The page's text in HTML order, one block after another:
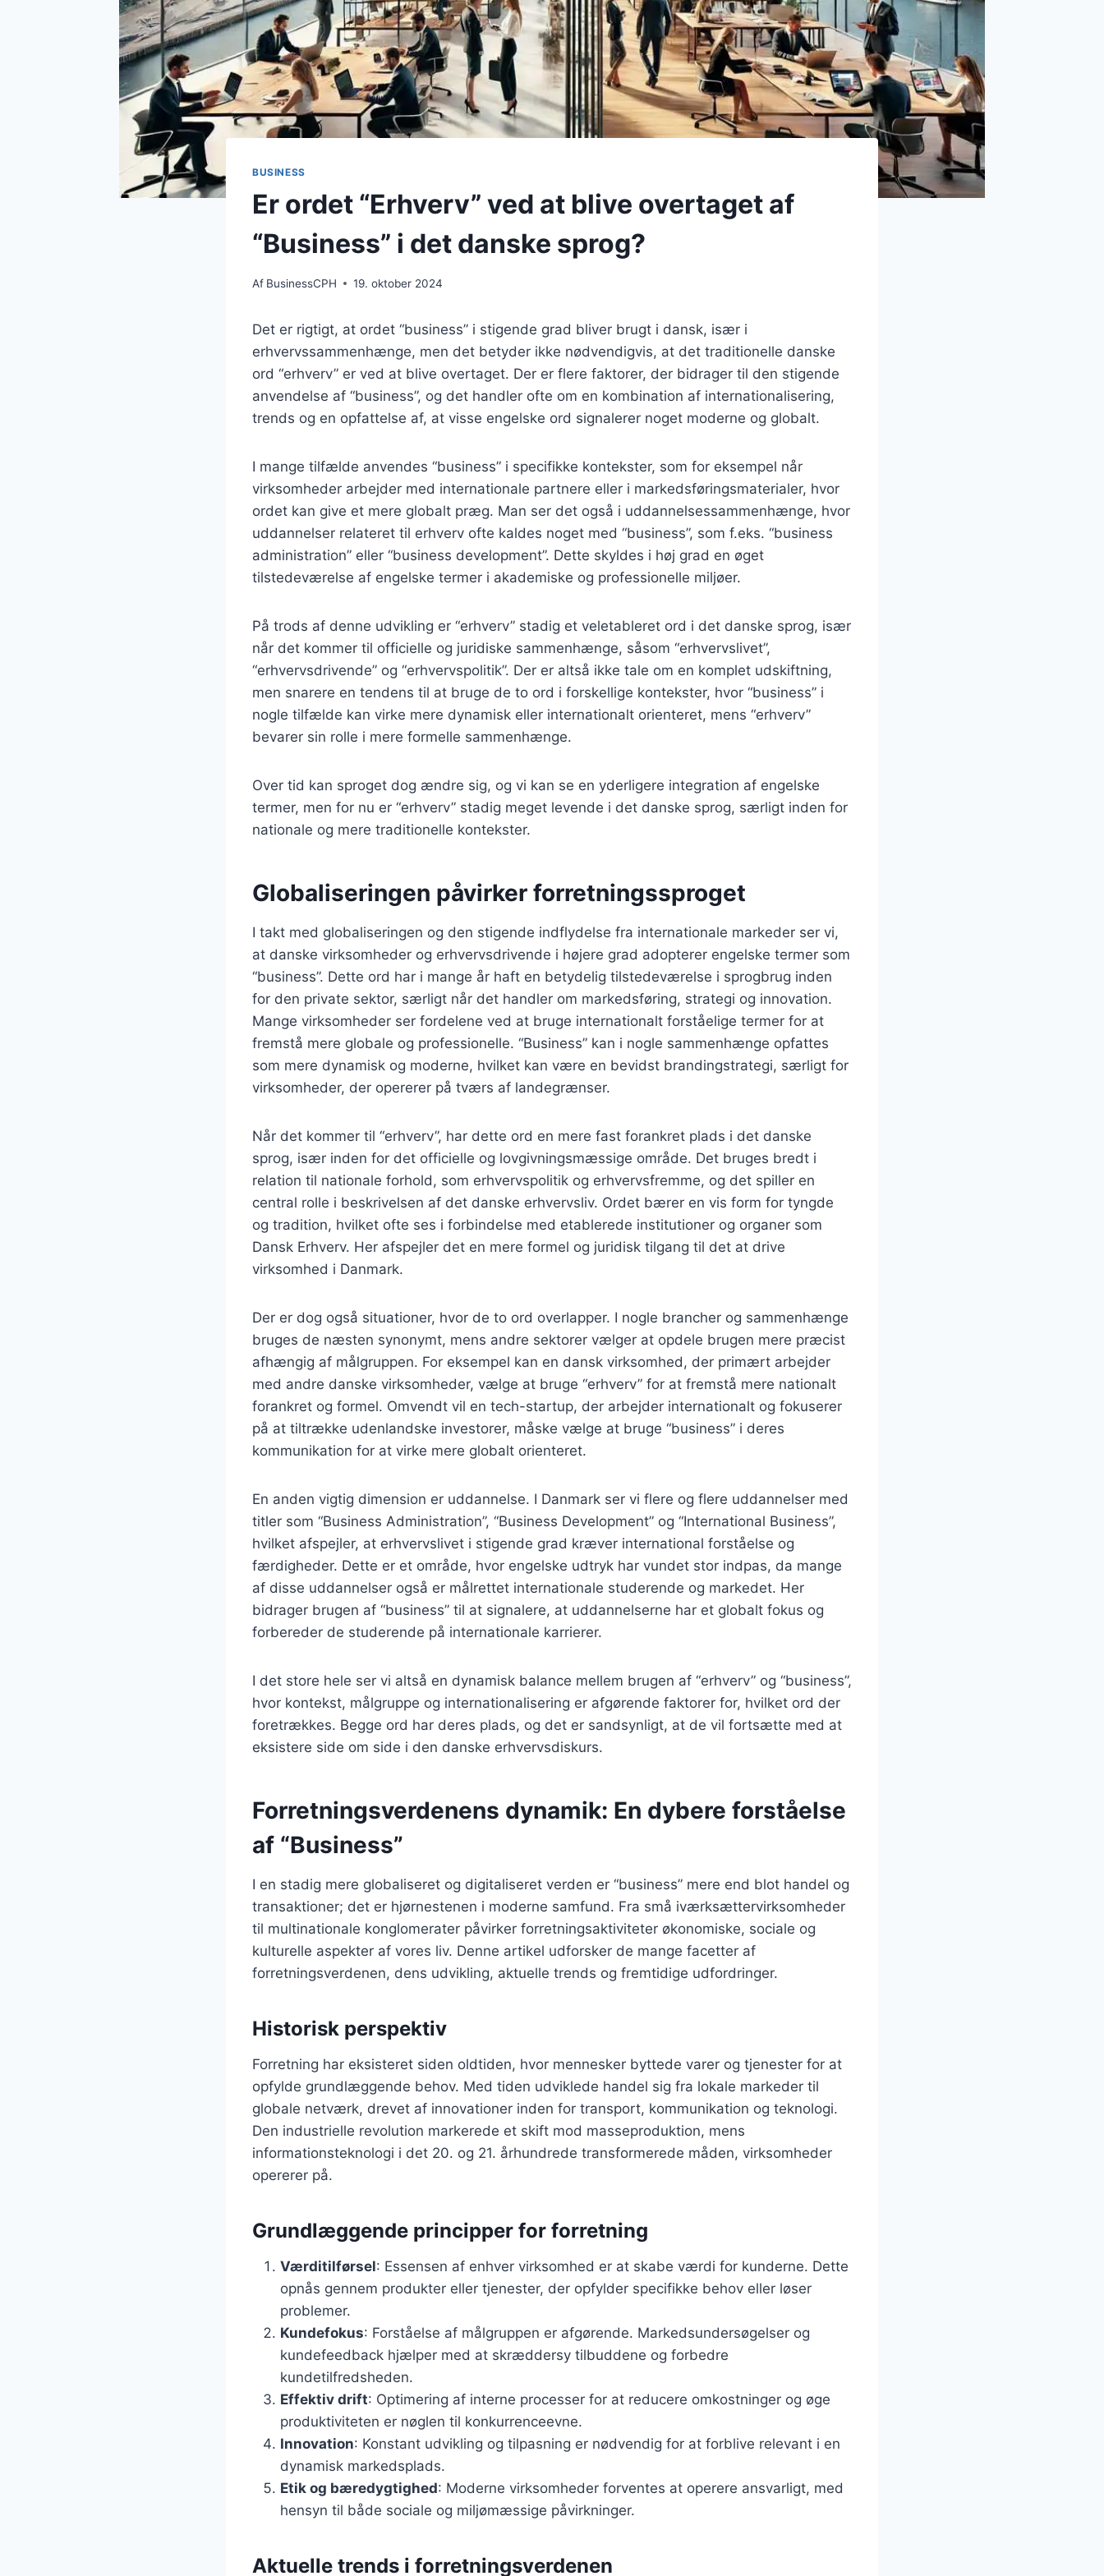
BUSINESS
Er ordet “Erhverv” ved at blive overtaget af
“Business” i det danske sprog?
Af BusinessCPH 19. oktober 2024
Det er rigtigt, at ordet “business” i stigende grad bliver brugt i dansk, især i
erhvervssammenhænge, men det betyder ikke nødvendigvis, at det traditionelle danske
ord “erhverv” er ved at blive overtaget. Der er flere faktorer, der bidrager til den stigende
anvendelse af “business”, og det handler ofte om en kombination af internationalisering,
trends og en opfattelse af, at visse engelske ord signalerer noget moderne og globalt.
I mange tilfælde anvendes “business” i specifikke kontekster, som for eksempel når
virksomheder arbejder med internationale partnere eller i markedsføringsmaterialer, hvor
ordet kan give et mere globalt præg. Man ser det også i uddannelsessammenhænge, hvor
uddannelser relateret til erhverv ofte kaldes noget med “business”, som f.eks. “business
administration” eller “business development”. Dette skyldes i høj grad en øget
tilstedeværelse af engelske termer i akademiske og professionelle miljøer.
På trods af denne udvikling er “erhverv” stadig et veletableret ord i det danske sprog, især
når det kommer til officielle og juridiske sammenhænge, såsom “erhvervslivet”,
“erhvervsdrivende” og “erhvervspolitik”. Der er altså ikke tale om en komplet udskiftning,
men snarere en tendens til at bruge de to ord i forskellige kontekster, hvor “business” i
nogle tilfælde kan virke mere dynamisk eller internationalt orienteret, mens “erhverv”
bevarer sin rolle i mere formelle sammenhænge.
Over tid kan sproget dog ændre sig, og vi kan se en yderligere integration af engelske
termer, men for nu er “erhverv” stadig meget levende i det danske sprog, særligt inden for
nationale og mere traditionelle kontekster.
Globaliseringen påvirker forretningssproget
I takt med globaliseringen og den stigende indflydelse fra internationale markeder ser vi,
at danske virksomheder og erhvervsdrivende i højere grad adopterer engelske termer som
“business”. Dette ord har i mange år haft en betydelig tilstedeværelse i sprogbrug inden
for den private sektor, særligt når det handler om markedsføring, strategi og innovation.
Mange virksomheder ser fordelene ved at bruge internationalt forståelige termer for at
fremstå mere globale og professionelle. “Business” kan i nogle sammenhænge opfattes
som mere dynamisk og moderne, hvilket kan være en bevidst brandingstrategi, særligt for
virksomheder, der opererer på tværs af landegrænser.
Når det kommer til “erhverv”, har dette ord en mere fast forankret plads i det danske
sprog, især inden for det officielle og lovgivningsmæssige område. Det bruges bredt i
relation til nationale forhold, som erhvervspolitik og erhvervsfremme, og det spiller en
central rolle i beskrivelsen af det danske erhvervsliv. Ordet bærer en vis form for tyngde
og tradition, hvilket ofte ses i forbindelse med etablerede institutioner og organer som
Dansk Erhverv. Her afspejler det en mere formel og juridisk tilgang til det at drive
virksomhed i Danmark.
Der er dog også situationer, hvor de to ord overlapper. I nogle brancher og sammenhænge
bruges de næsten synonymt, mens andre sektorer vælger at opdele brugen mere præcist
afhængig af målgruppen. For eksempel kan en dansk virksomhed, der primært arbejder
med andre danske virksomheder, vælge at bruge “erhverv” for at fremstå mere nationalt
forankret og formel. Omvendt vil en tech-startup, der arbejder internationalt og fokuserer
på at tiltrække udenlandske investorer, måske vælge at bruge “business” i deres
kommunikation for at virke mere globalt orienteret.
En anden vigtig dimension er uddannelse. I Danmark ser vi flere og flere uddannelser med
titler som “Business Administration”, “Business Development” og “International Business”,
hvilket afspejler, at erhvervslivet i stigende grad kræver international forståelse og
færdigheder. Dette er et område, hvor engelske udtryk har vundet stor indpas, da mange
af disse uddannelser også er målrettet internationale studerende og markedet. Her
bidrager brugen af “business” til at signalere, at uddannelserne har et globalt fokus og
forbereder de studerende på internationale karrierer.
I det store hele ser vi altså en dynamisk balance mellem brugen af “erhverv” og “business”,
hvor kontekst, målgruppe og internationalisering er afgørende faktorer for, hvilket ord der
foretrækkes. Begge ord har deres plads, og det er sandsynligt, at de vil fortsætte med at
eksistere side om side i den danske erhvervsdiskurs.
Forretningsverdenens dynamik: En dybere forståelse
af “Business”
I en stadig mere globaliseret og digitaliseret verden er “business” mere end blot handel og
transaktioner; det er hjørnestenen i moderne samfund. Fra små iværksættervirksomheder
til multinationale konglomerater påvirker forretningsaktiviteter økonomiske, sociale og
kulturelle aspekter af vores liv. Denne artikel udforsker de mange facetter af
forretningsverdenen, dens udvikling, aktuelle trends og fremtidige udfordringer.
Historisk perspektiv
Forretning har eksisteret siden oldtiden, hvor mennesker byttede varer og tjenester for at
opfylde grundlæggende behov. Med tiden udviklede handel sig fra lokale markeder til
globale netværk, drevet af innovationer inden for transport, kommunikation og teknologi.
Den industrielle revolution markerede et skift mod masseproduktion, mens
informationsteknologi i det 20. og 21. århundrede transformerede måden, virksomheder
opererer på.
Grundlæggende principper for forretning
Værditilførsel: Essensen af enhver virksomhed er at skabe værdi for kunderne. Dette
opnås gennem produkter eller tjenester, der opfylder specifikke behov eller løser
problemer.
Kundefokus: Forståelse af målgruppen er afgørende. Markedsundersøgelser og
kundefeedback hjælper med at skræddersy tilbuddene og forbedre
kundetilfredsheden.
Effektiv drift: Optimering af interne processer for at reducere omkostninger og øge
produktiviteten er nøglen til konkurrenceevne.
Innovation: Konstant udvikling og tilpasning er nødvendig for at forblive relevant i en
dynamisk markedsplads.
Etik og bæredygtighed: Moderne virksomheder forventes at operere ansvarligt, med
hensyn til både sociale og miljømæssige påvirkninger.
Aktuelle trends i forretningsverdenen